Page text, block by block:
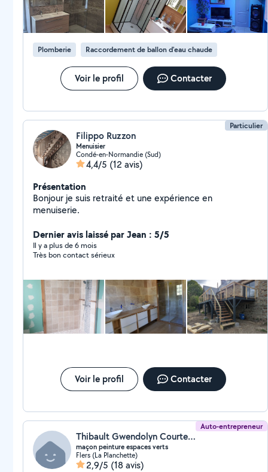
Plomberie Raccordement de ballon d'eau chaude
Voir le profil Contacter
Particulier
Filippo Ruzzon
Menuisier
Condé-en-Normandie (Sud)
4,4/5 (12 avis)
Présentation
Bonjour je suis retraité et une expérience en
menuiserie.
Dernier avis laissé par Jean : 5/5
Il y a plus de 6 mois
Très bon contact sérieux
Voir le profil Contacter
Auto-entrepreneur
Thibault Gwendolyn Courteille
maçon peinture espaces verts
Flers (La Planchette)
2,9/5 (18 avis)